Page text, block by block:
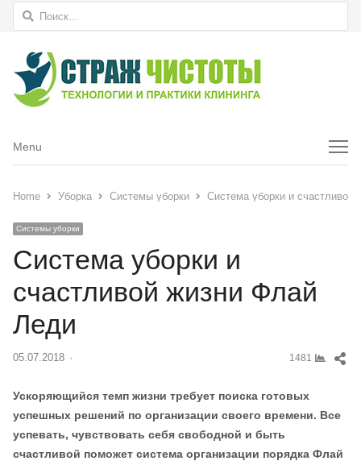
Найти:
Menu
Menu
Home Уборка Системы уборки Система уборки и
Системы уборки
Система уборки и
счастливой жизни Флай
Леди
05.07.2018 1481
Ускоряющийся темп жизни требует поиска готовых
успешных решений по организации своего времени. Все
успевать, чувствовать себя свободной и быть
счастливой поможет система организации порядка Флай